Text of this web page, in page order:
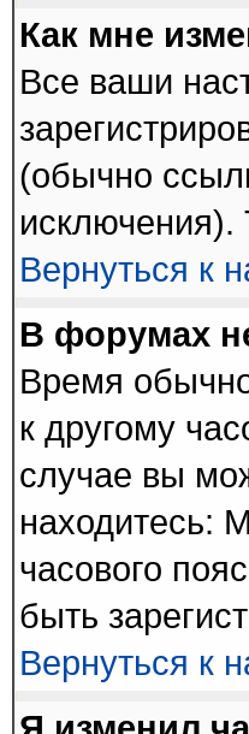
Как мне
Все ваши
(обычно
исключения).
Вернуться к
В форумах
Время
к другому
случае вы
находитесь:
часового
быть
Вернуться к